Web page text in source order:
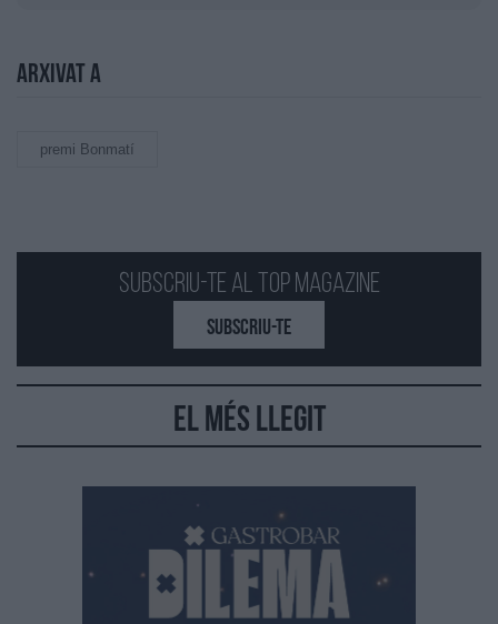
Subscriu-te al Top Magazine
SUBSCRIU-TE
El més llegit
Arxivat a
premi Bonmatí